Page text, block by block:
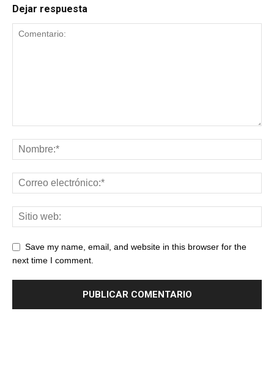
Dejar respuesta
Save my name, email, and website in this browser for the
next time I comment.